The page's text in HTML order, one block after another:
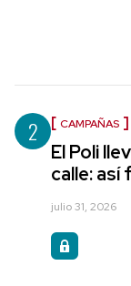
2 CAMPAÑAS
El Poli
calle: así
julio 31, 2026